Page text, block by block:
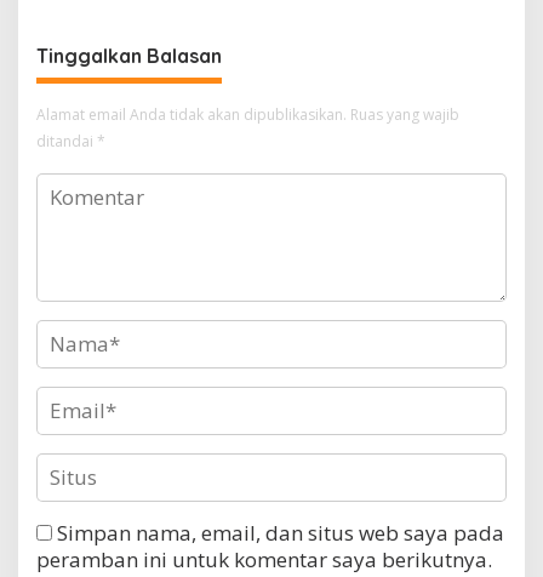
Polresta Ambon
Tinggalkan Balasan
Alamat email Anda tidak akan dipublikasikan. Ruas yang wajib
ditandai *
Simpan nama, email, dan situs web saya pada
peramban ini untuk komentar saya berikutnya.